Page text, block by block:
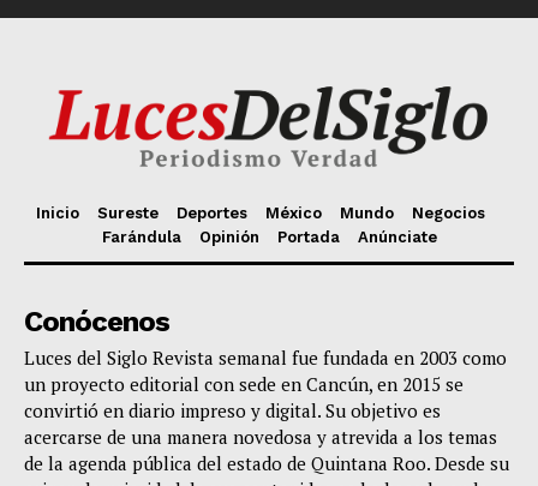
Inicio Sureste Deportes México Mundo
Negocios
Farándula
Opinión Portada Anúnciate
Conócenos
Luces del Siglo Revista semanal fue fundada en 2003 como
un proyecto editorial con sede en Cancún, en 2015 se
convirtió en diario impreso y digital. Su objetivo es
acercarse de una manera novedosa y atrevida a los temas
de la agenda pública del estado de Quintana Roo. Desde su